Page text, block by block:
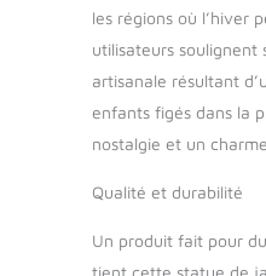
bords sont
les régions où l’hiver
utilisateurs
artisanale résultant
enfants figés dans la
nostalgie et un
Qualité et durabilité
Un produit fait pour
tient cette statue de